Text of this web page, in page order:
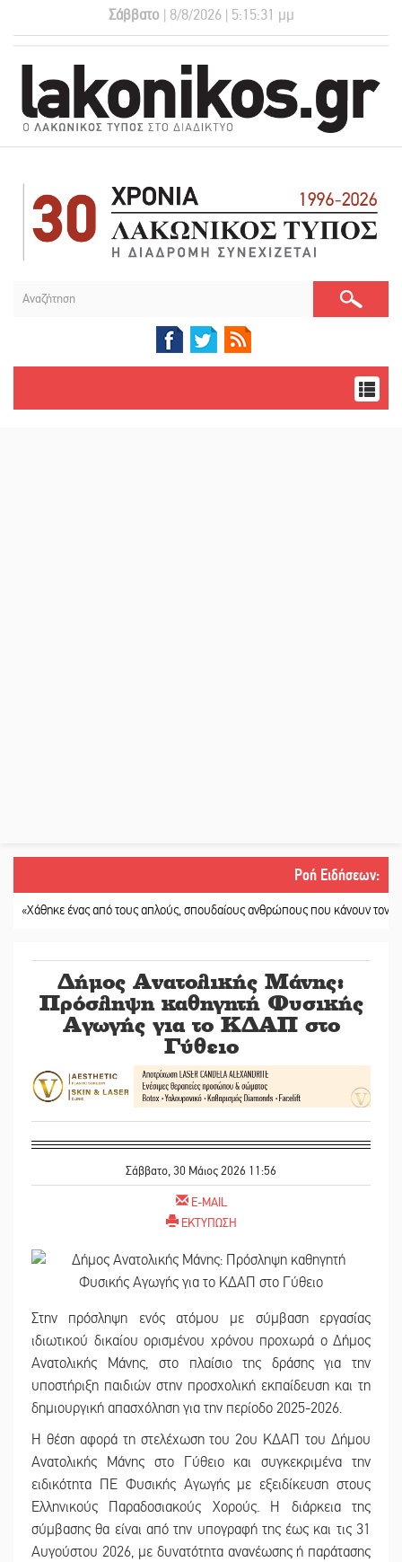
Σάββατο| 8/8/2026 | 5:15:31 μμ
Ροή Ειδήσεων:
ένας από τους απλούς, σπουδαίους ανθρώπους που κάνουν τον κόσμο
Δήμος Ανατολικής Μάνης:
Πρόσληψη καθηγητή Φυσικής
Αγωγής για το ΚΔΑΠ στο
Γύθειο
Σάββατο, 30 Μάιος 2026 11:56
E-MAIL
ΕΚΤΥΠΩΣΗ
Στην πρόσληψη ενός ατόμου με σύμβαση εργασίας
ιδιωτικού δικαίου ορισμένου χρόνου προχωρά ο Δήμος
Ανατολικής Μάνης, στο πλαίσιο της δράσης για την
υποστήριξη παιδιών στην προσχολική εκπαίδευση και τη
δημιουργική απασχόληση για την περίοδο 2025-2026.
Η θέση αφορά τη στελέχωση του 2ου ΚΔΑΠ του Δήμου
Ανατολικής Μάνης στο Γύθειο και συγκεκριμένα την
ειδικότητα ΠΕ Φυσικής Αγωγής με εξειδίκευση στους
Ελληνικούς Παραδοσιακούς Χορούς. Η διάρκεια της
σύμβασης θα είναι από την υπογραφή της έως και τις 31
Αυγούστου 2026, με δυνατότητα ανανέωσης ή παράτασης